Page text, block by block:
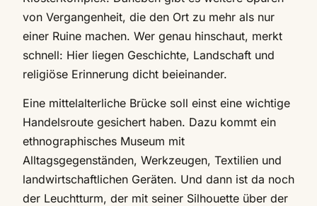
von Vergangenheit, die den Ort zu mehr als nur
einer Ruine machen. Wer genau hinschaut, merkt
schnell: Hier liegen Geschichte, Landschaft und
religiöse Erinnerung dicht beieinander.
Eine mittelalterliche Brücke soll einst eine wichtige
Handelsroute gesichert haben. Dazu kommt ein
ethnographisches Museum mit
Alltagsgegenständen, Werkzeugen, Textilien und
landwirtschaftlichen Geräten. Und dann ist da noch
der Leuchtturm, der mit seiner Silhouette über der